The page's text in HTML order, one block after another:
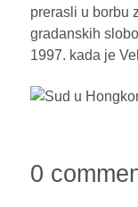
prerasli u borbu
gradanskih
1997. kada je
0